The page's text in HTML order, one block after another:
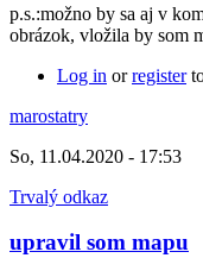
p.s.:možno by sa aj v
obrázok, vložila by som
Log in orregister
marostatry
So, 11.04.2020 - 17:53
Trvalý odkaz
upravil som mapu